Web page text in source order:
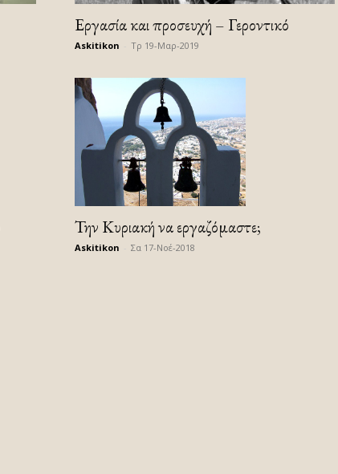
Εργασία και προσευχή – Γεροντικό
Askitikon Τρ 19-Μαρ-2019
Την Κυριακή να εργαζόμαστε;
Askitikon Σα 17-Νοέ-2018